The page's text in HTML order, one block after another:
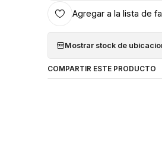
Agregar a la lista de
Mostrar stock de
COMPARTIR ESTE PRODUCTO